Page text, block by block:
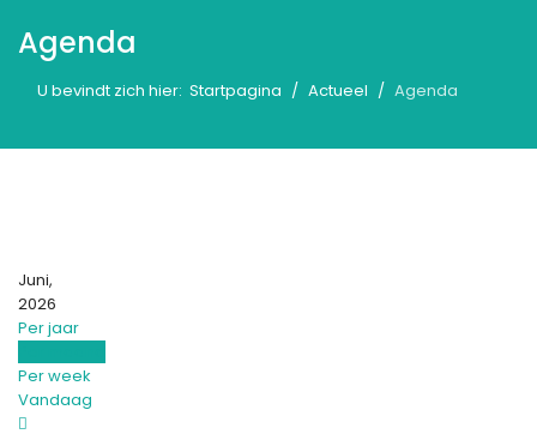
Agenda
U bevindt zich hier: Startpagina Actueel Agenda
Juni,
2026
Per jaar
Per week
Vandaag